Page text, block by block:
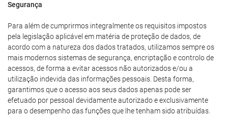
Segurança
Para além de cumprirmos integralmente os requisitos impostos
pela legislação aplicável em matéria de proteção de dados, de
acordo com a natureza dos dados tratados, utilizamos sempre os
mais modernos sistemas de segurança, encriptação e controlo de
acessos, de forma a evitar acessos não autorizados e/ou a
utilização indevida das informações pessoais. Desta forma,
garantimos que o acesso aos seus dados apenas pode ser
efetuado por pessoal devidamente autorizado e exclusivamente
para o desempenho das funções que lhe tenham sido atribuídas.